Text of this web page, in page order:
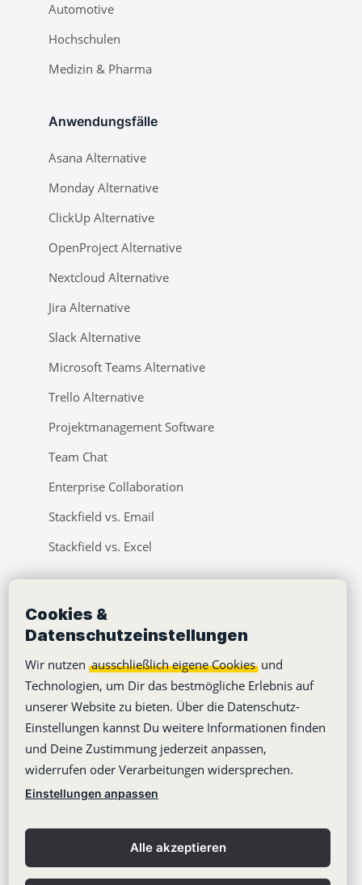
Cookies &
Datenschutzeinstellungen
Wir nutzen ausschließlich eigene Cookies und
Technologien, um Dir das bestmögliche Erlebnis auf
unserer Website zu bieten. Über die Datenschutz-
Einstellungen kannst Du weitere Informationen finden
und Deine Zustimmung jederzeit anpassen,
widerrufen oder Verarbeitungen widersprechen.
Einstellungen anpassen
Alle akzeptieren
Automotive
Hochschulen
Medizin & Pharma
Anwendungsfälle
Asana Alternative
Monday Alternative
ClickUp Alternative
OpenProject Alternative
Nextcloud Alternative
Jira Alternative
Slack Alternative
Microsoft Teams Alternative
Trello Alternative
Projektmanagement Software
Team Chat
Enterprise Collaboration
Stackfield vs. Email
Stackfield vs. Excel
Lernvideos
Über uns
Jobs
Klimaneutralität
Barrierefreiheit
Pressebereich
Learning Center
Blog